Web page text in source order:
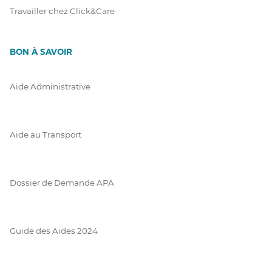
Travailler chez Click&Care
BON À SAVOIR
Aide Administrative
Aide au Transport
Dossier de Demande APA
Guide des Aides 2024